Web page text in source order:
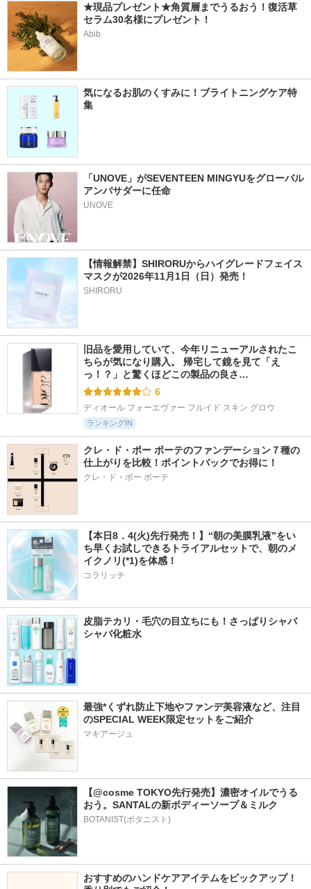
★現品プレゼント★角質層までうるおう！復活草
セラム30名様にプレゼント！
Abib
気になるお肌のくすみに！ブライトニングケア特
集
「UNOVE」がSEVENTEEN MINGYUをグローバル
アンバサダーに任命
UNOVE
【情報解禁】SHIRORUからハイグレードフェイス
マスクが2026年11月1日（日）発売！
SHIRORU
旧品を愛用していて、今年リニューアルされたこ
ちらが気になり購入。 帰宅して鏡を見て「え
っ！？」と驚くほどこの製品の良さ…
6
ディオール フォーエヴァー フルイド スキン グロウ
ランキングIN
クレ・ド・ポー ボーテのファンデーション７種の
仕上がりを比較！ポイントバックでお得に！
クレ・ド・ポー ボーテ
【本日8．4(火)先行発売！】“朝の美膜乳液”をい
ち早くお試しできるトライアルセットで、朝のメ
イクノリ(*1)を体感！
コラリッチ
皮脂テカリ・毛穴の目立ちにも！さっぱりシャバ
シャバ化粧水
最強*くずれ防止下地やファンデ美容液など、注目
のSPECIAL WEEK限定セットをご紹介
マキアージュ
【@cosme TOKYO先行発売】濃密オイルでうる
おう。SANTALの新ボディーソープ＆ミルク
BOTANIST(ボタニスト)
おすすめのハンドケアアイテムをピックアップ！